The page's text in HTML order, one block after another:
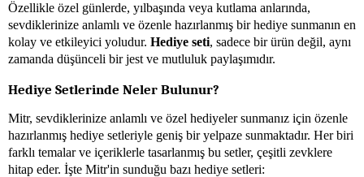
Özellikle özel günlerde, yılbaşında veya kutlama anlarında,
sevdiklerinize anlamlı ve özenle hazırlanmış bir hediye sunmanın en
kolay ve etkileyici yoludur. Hediye seti, sadece bir ürün değil, aynı
zamanda düşünceli bir jest ve mutluluk paylaşımıdır.
Hediye Setlerinde Neler Bulunur?
Mitr, sevdiklerinize anlamlı ve özel hediyeler sunmanız için özenle
hazırlanmış hediye setleriyle geniş bir yelpaze sunmaktadır. Her biri
farklı temalar ve içeriklerle tasarlanmış bu setler, çeşitli zevklere
hitap eder. İşte Mitr'in sunduğu bazı hediye setleri: